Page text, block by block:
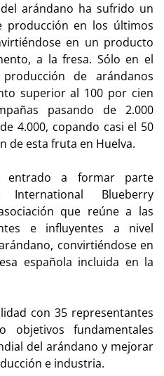
arándano ha sufrido un
producción en los últimos
en un producto
a la fresa. Sólo en el
de arándanos
superior al 100 por cien
pasando de 2.000
4.000, copando casi el 50
de esta fruta en Huelva.
entrado a formar parte
Blueberry
que reúne a las
e influyentes a nivel
convirtiéndose en
española incluida en la
con 35 representantes
objetivos fundamentales
del arándano y mejorar
e industria.